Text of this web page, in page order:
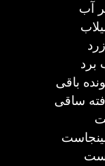
آب
برد
باقی
ساقی